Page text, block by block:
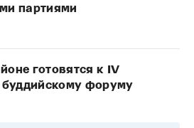
партиями
готовятся к IV
форуму